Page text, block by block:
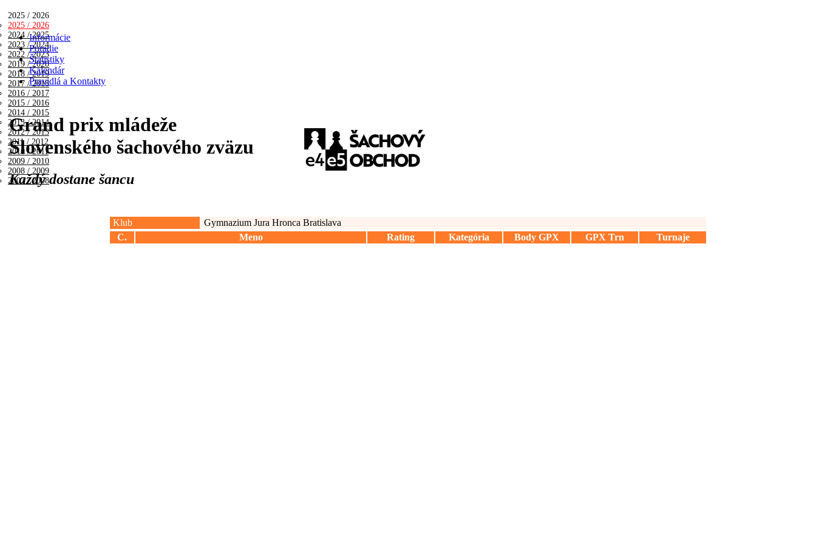
2025 / 2026
2025 / 2026
2024 / 2025
2023 / 2024
2022 / 2023
2019 / 2020
2018 / 2019
2017 / 2018
2016 / 2017
2015 / 2016
2014 / 2015
2013 / 2014
2012 / 2013
2011 / 2012
2010 / 2011
2009 / 2010
2008 / 2009
2007 / 2008
Informácie
Poradie
Štatistiky
Kalendár
Pravidlá a Kontakty
Grand prix mládeže
Slovenského šachového zväzu
Každý dostane šancu
Klub
Gymnazium Jura Hronca Bratislava
C.
Meno Rating Kategória Body GPX GPX Trn Turnaje